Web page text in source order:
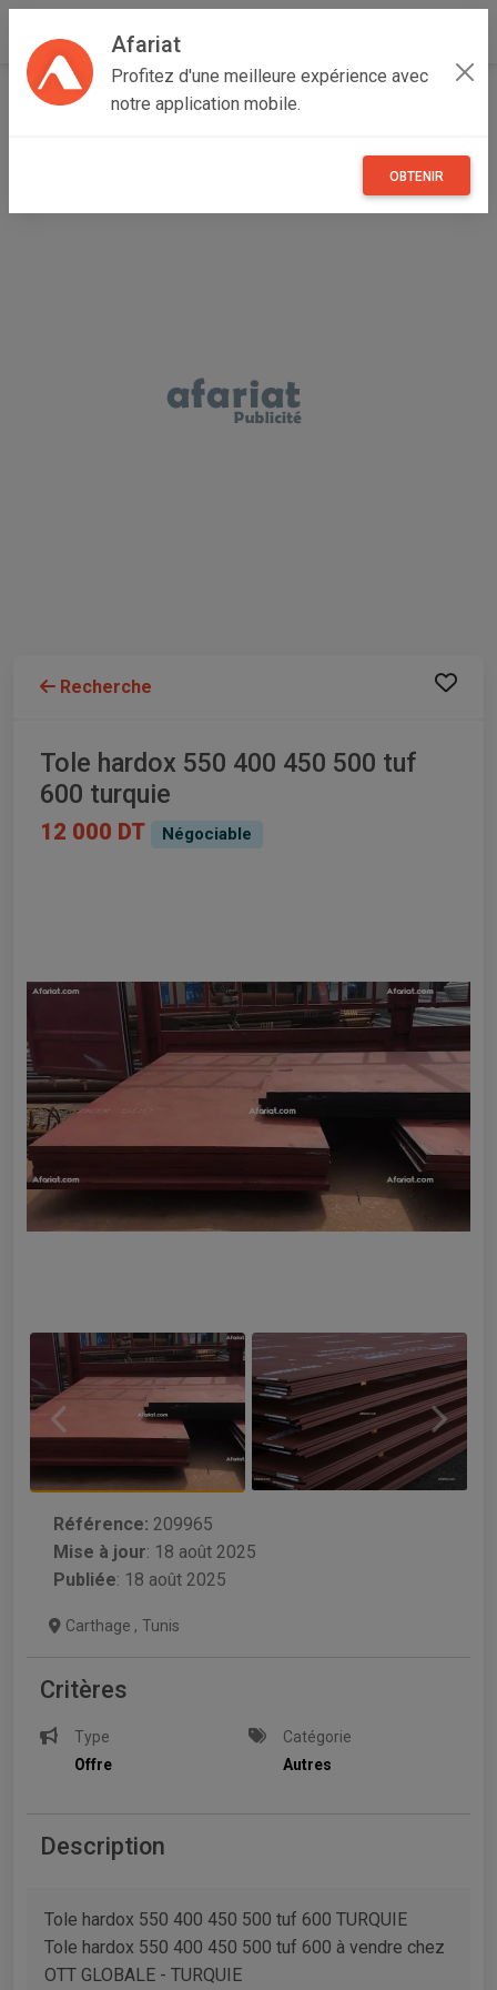
Afariat
Profitez d'une meilleure expérience avec
notre application mobile.
OBTENIR
Accueil Autres Grand Tunis Tunis
Recherche
Tole hardox 550 400 450 500 tuf
600 turquie
12 000 DT Négociable
Référence: 209965
Mise à jour: 18 août 2025
Publiée: 18 août 2025
Carthage , Tunis
Critères
Type
Offre
Catégorie
Autres
Description
Tole hardox 550 400 450 500 tuf 600 TURQUIE
Tole hardox 550 400 450 500 tuf 600 à vendre chez
OTT GLOBALE - TURQUIE